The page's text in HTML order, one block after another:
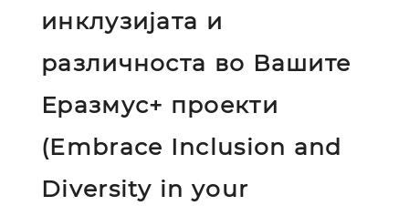
инклузијата и
различноста во Вашите
Еразмус+ проекти
(Embrace Inclusion and
Diversity in your